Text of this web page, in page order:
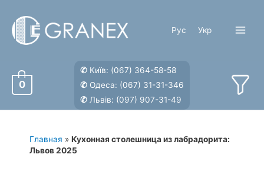
содержимому
Рус Укр
0
✆ Київ: (067) 364-58-58
✆ Одеса: (067) 31-31-346
✆ Львів: (097) 907-31-49
Главная » Кухонная столешница из лабрадорита:
Львов 2025